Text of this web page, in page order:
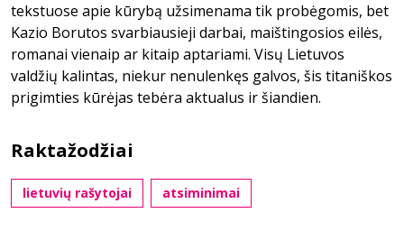
tekstuose apie kūrybą užsimenama tik probėgomis, bet
Kazio Borutos svarbiausieji darbai, maištingosios eilės,
romanai vienaip ar kitaip aptariami. Visų Lietuvos
valdžių kalintas, niekur nenulenkęs galvos, šis titaniškos
prigimties kūrėjas tebėra aktualus ir šiandien.
Raktažodžiai
lietuvių rašytojai atsiminimai